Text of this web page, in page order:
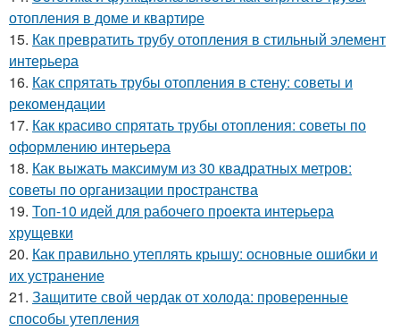
отопления в доме и квартире
15. Как превратить трубу отопления в стильный элемент
интерьера
16. Как спрятать трубы отопления в стену: советы и
рекомендации
17. Как красиво спрятать трубы отопления: советы по
оформлению интерьера
18. Как выжать максимум из 30 квадратных метров:
советы по организации пространства
19. Топ-10 идей для рабочего проекта интерьера
хрущевки
20. Как правильно утеплять крышу: основные ошибки и
их устранение
21. Защитите свой чердак от холода: проверенные
способы утепления